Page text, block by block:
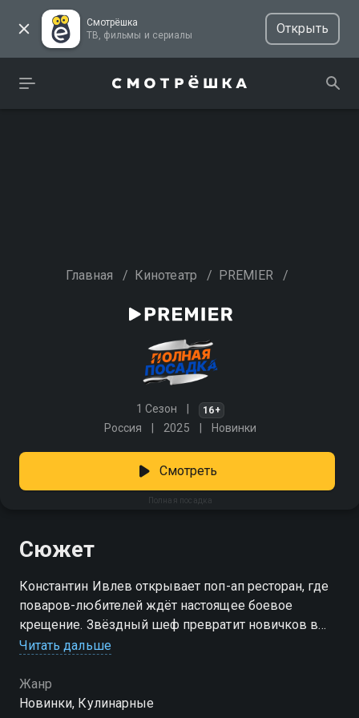
Смотрёшка
ТВ, фильмы и сериалы
Открыть
Главная / Кинотеатр / PREMIER /
1 Сезон 16+
Россия 2025 Новинки
Полная посадка
Смотреть
Сюжет
Константин Ивлев открывает поп-ап ресторан, где
поваров-любителей ждёт настоящее боевое
крещение. Звёздный шеф превратит новичков в
профессиональную команду, научив их не только
ресторанного дела — от встречи гостей до
идеальной подачи блюд. За 12 вечеров участникам
Читать дальше
Жанр
Новинки, Кулинарные